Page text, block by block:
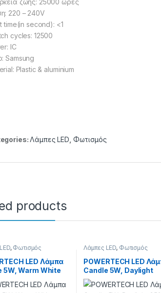
ζωής: 25000 ώρες
220 – 240V
time(in second): <1
cycles: 12500
IC
Samsung
Plastic & aluminium
Λάμπες LED Φωτισμός
products
, Φωτισμός
LED Λάμπα
5W, Warm White
E14, Samsung
Λάμπες LED, Φωτισμός
POWERTECH LED
Candle 5W, Daylight
6500K, E14, Samsung
LED, IC